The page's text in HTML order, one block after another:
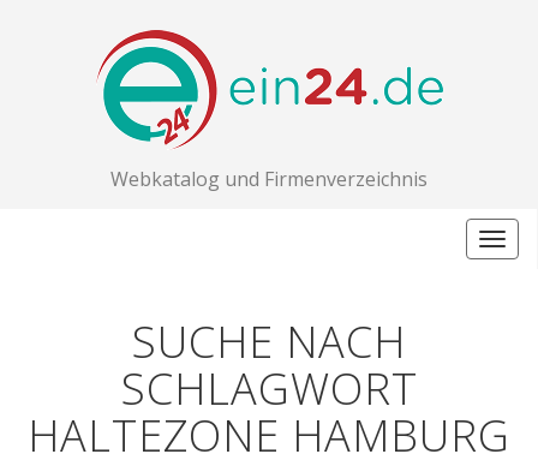
Webkatalog und Firmenverzeichnis
SUCHE NACH
SCHLAGWORT
HALTEZONE HAMBURG